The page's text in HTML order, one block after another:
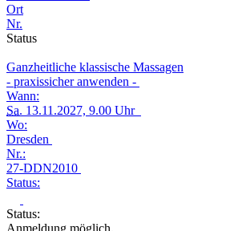
Ort
Nr.
Status
Ganzheitliche klassische Massagen
- praxissicher anwenden -
Wann:
Sa. 13.11.2027, 9.00 Uhr
Wo:
Dresden
Nr.:
27-DDN2010
Status:
Status:
Anmeldung möglich.